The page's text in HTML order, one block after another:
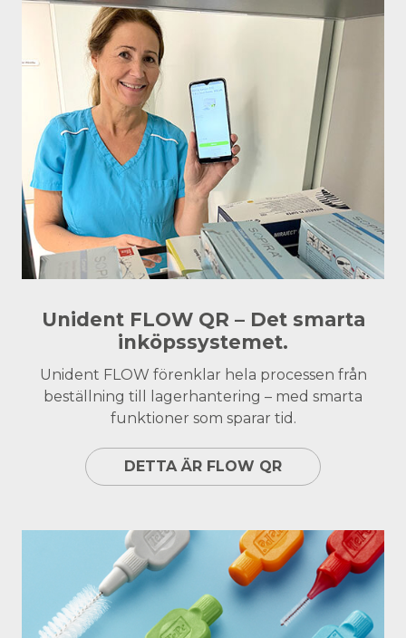
Unident FLOW QR – Det smarta
inköpssystemet.
Unident FLOW förenklar hela processen från
beställning till lagerhantering – med smarta
funktioner som sparar tid.
DETTA ÄR FLOW QR